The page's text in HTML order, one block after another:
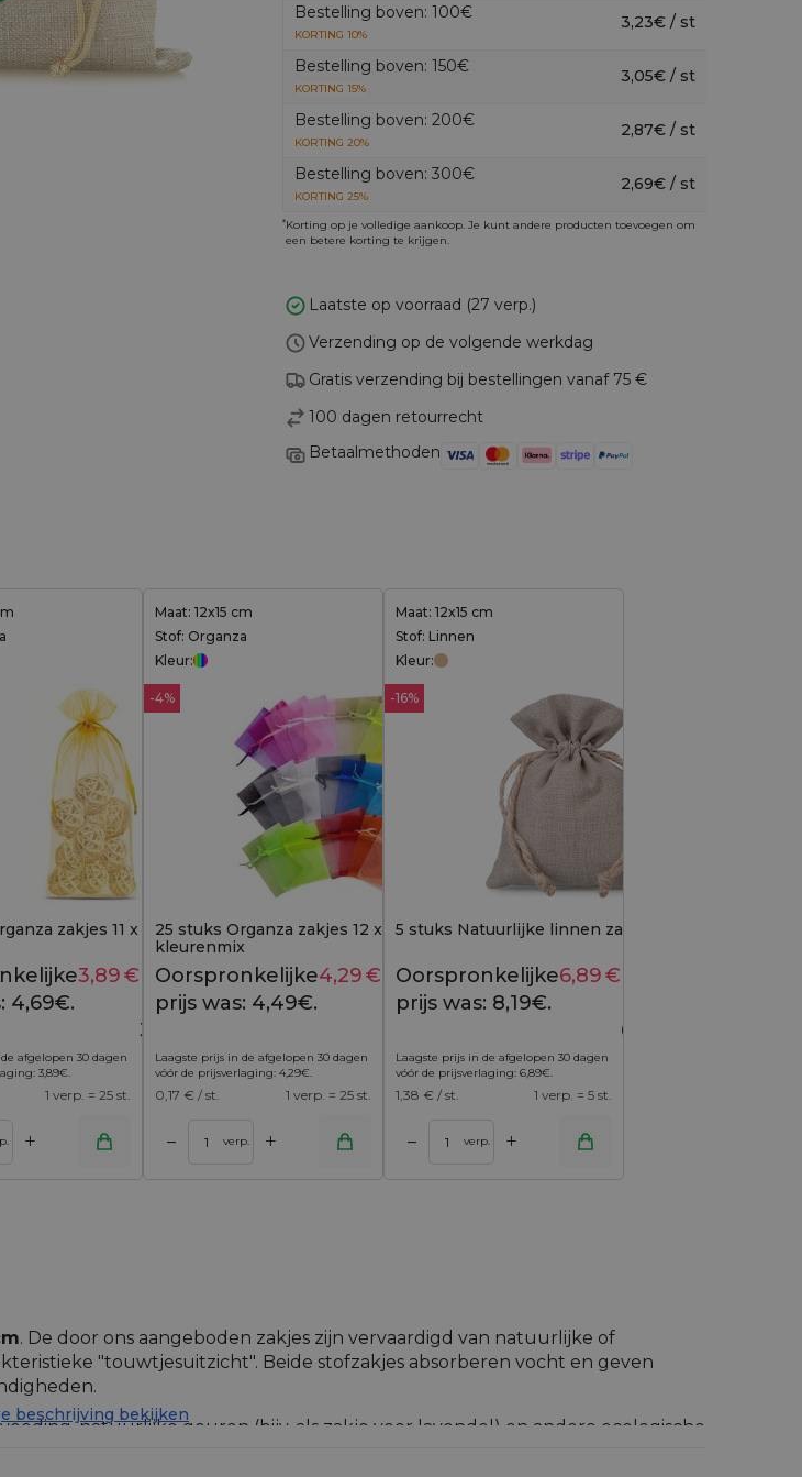
Bestelling boven: 100€
KORTING 10%
3,23€ / st
Bestelling boven: 150€
KORTING 15%
3,05€ / st
Bestelling boven: 200€
KORTING 20%
2,87€ / st
Bestelling boven: 300€
KORTING 25%
2,69€ / st
*Korting op je volledige aankoop. Je kunt andere producten toevoegen om
een betere korting te krijgen.
Laatste op voorraad (27 verp.)
Verzending op de volgende werkdag
Gratis verzending bij bestellingen vanaf 75 €
100 dagen retourrecht
Betaalmethoden
€
zakjes 11 x 20 cm - goud
4,69 €
4,69€.
3,89€ Huidige
prijs is:
3,89€.
afgelopen 30 dagen
3,89€.
1 verp. = 25 st.
+
Maat: 12x15 cm
Stof: Organza
Kleur:
-4%
25 stuks Organza zakjes 12 x 15 cm -
kleurenmix
4,49 €
Oorspronkelijke
prijs was: 4,49€.
4,29€ Huidige
prijs is:
Laagste prijs in de afgelopen 30 dagen
vóór de prijsverlaging: 4,29€.
0,17 € / st. 1 verp. = 25 st.
– verp. +
Maat: 12x15 cm
Stof: Linnen
Kleur:
-16%
5 stuks Natuurlijke linnen zakjes 12 x 15 cm
Oorspronkelijke
prijs was: 8,19€.
6,89€
6,89€.
Laagste prijs in de afgelopen 30 dagen
vóór de prijsverlaging: 6,89€.
1,38 € / st. 1 verp. = 5 st.
– verp. +
aan winkelwagen
. De door ons aangeboden zakjes zijn vervaardigd van natuurlijke of
"touwtjesuitzicht". Beide stofzakjes absorberen vocht en geven
natuurlijke geuren (bijv. als zakje voor lavendel) en andere ecologische
beschrijving bekijken